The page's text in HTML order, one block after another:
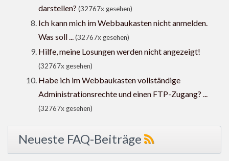
darstellen? (32767x gesehen)
Ich kann mich im Webbaukasten nicht anmelden.
Was soll ...(32767x gesehen)
Hilfe, meine Losungen werden nicht angezeigt!
(32767x gesehen)
Habe ich im Webbaukasten vollständige
Administrationsrechte und einen FTP-Zugang? ...
(32767x gesehen)
Neueste FAQ-Beiträge